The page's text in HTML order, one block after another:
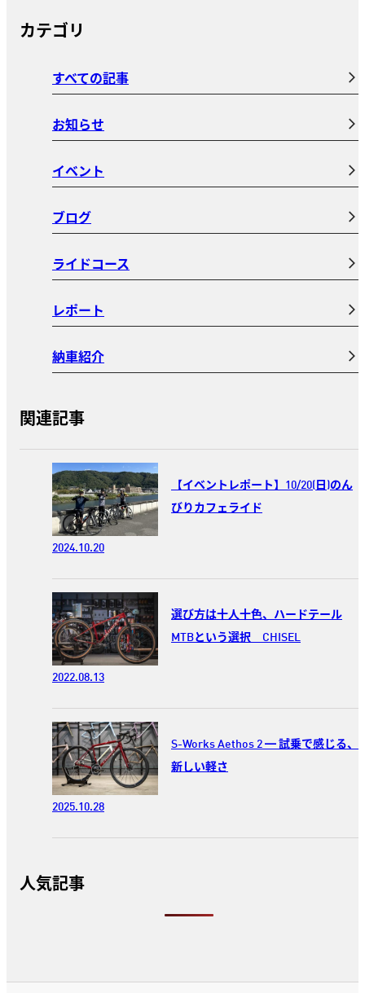
カテゴリ
すべての記事
お知らせ
イベント
ブログ
ライドコース
レポート
納車紹介
関連記事
【イベントレポート】10/20(日)のん
びりカフェライド
2024.10.20
選び方は十人十色、ハードテール
MTBという選択 CHISEL
2022.08.13
S-Works Aethos 2 ━ 試乗で感じる、
新しい軽さ
2025.10.28
人気記事